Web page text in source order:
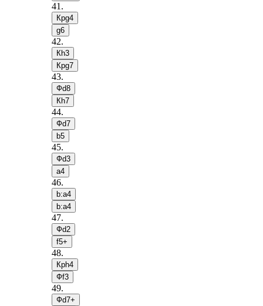
41 .
Крg4
g6
42.
Кh3
Крg7
43.
Фd8
Кh7
44.
Фd7
b5
45.
Фd3
a4
46.
b:a4
b:a4
47.
Фd2
f5+
48.
Крh4
Фf3
49.
Фd7+